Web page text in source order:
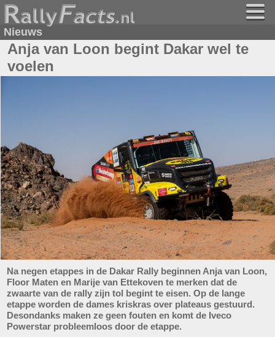
Nieuws
Anja van Loon begint Dakar wel te
voelen
Na negen etappes in de Dakar Rally beginnen Anja van Loon,
Floor Maten en Marije van Ettekoven te merken dat de
zwaarte van de rally zijn tol begint te eisen. Op de lange
etappe worden de dames kriskras over plateaus gestuurd.
Desondanks maken ze geen fouten en komt de Iveco
Powerstar probleemloos door de etappe.